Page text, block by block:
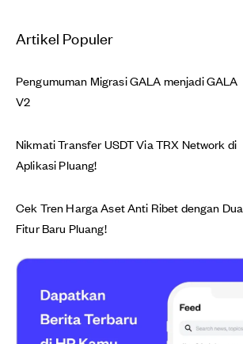
Artikel Populer
Pengumuman Migrasi GALA menjadi GALA
V2
Nikmati Transfer USDT Via TRX Network di
Aplikasi Pluang!
Cek Tren Harga Aset Anti Ribet dengan Dua
Fitur Baru Pluang!